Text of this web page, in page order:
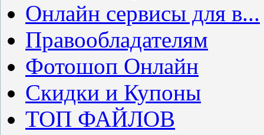
Онлайн сервисы для в...
Правообладателям
Фотошоп Онлайн
Скидки и Купоны
ТОП ФАЙЛОВ